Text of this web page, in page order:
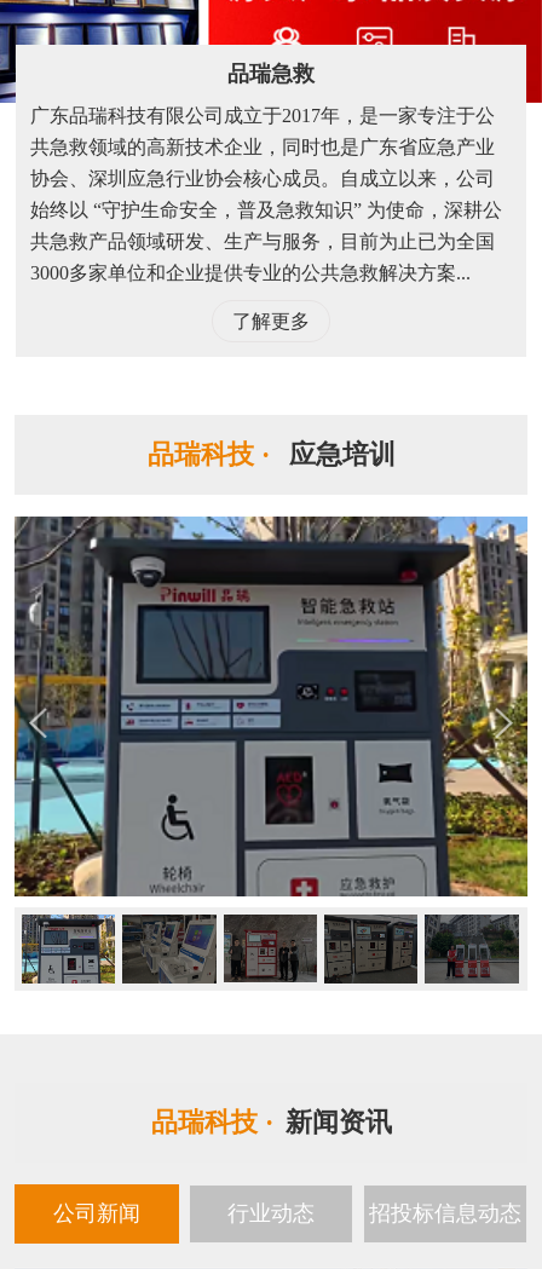
品瑞急救
广东品瑞科技有限公司成立于2017年，是一家专注于公
共急救领域的高新技术企业，同时也是广东省应急产业
协会、深圳应急行业协会核心成员。自成立以来，公司
始终以 “守护生命安全，普及急救知识” 为使命，深耕公
共急救产品领域研发、生产与服务，目前为止已为全国
3000多家单位和企业提供专业的公共急救解决方案...
了解更多
品瑞科技 · 应急培训
品瑞科技 · 新闻资讯
公司新闻 行业动态 招投标信息动态